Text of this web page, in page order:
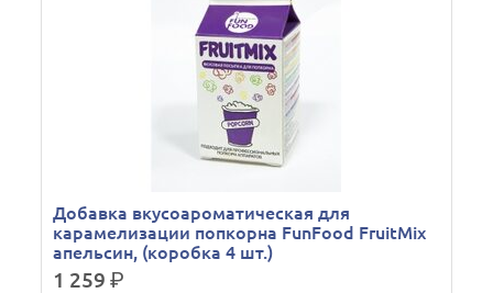
Добавка вкусоароматическая для
карамелизации попкорна FunFood FruitMix
апельсин, (коробка 4 шт.)
1 259р.